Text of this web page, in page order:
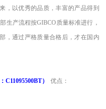
，以优秀的品质，丰富的产品得到
生产流程按GIBCO质量标准进行，
，通过严格质量合格后，才在国内
） 优点：